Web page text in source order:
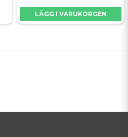
LÄGG I VARUKORGEN